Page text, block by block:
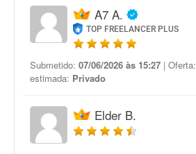
A7 A.
TOP FREELANCER PLUS
Submetido: 07/06/2026 às 15:27 | Oferta:
estimada: Privado
Elder B.